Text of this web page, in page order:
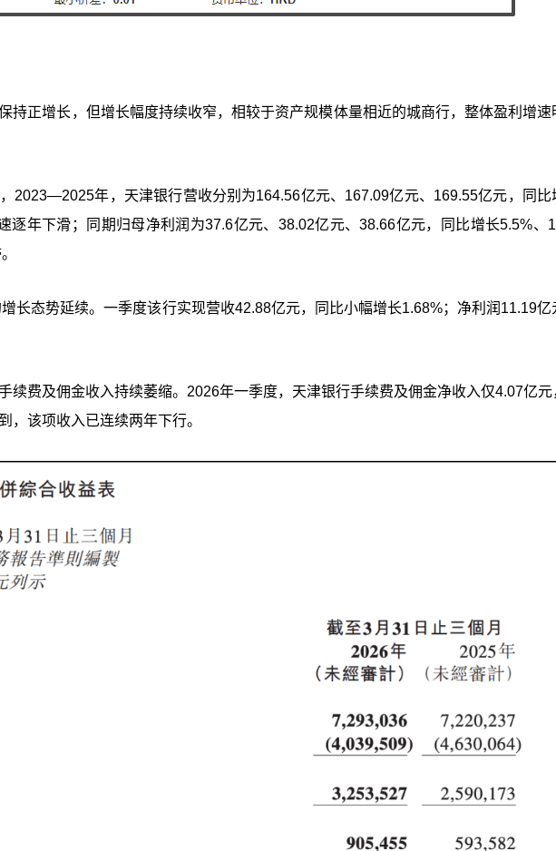
持正增长，但增长幅度持续收窄，相较于资产规模体量相近的城商行，整体盈利增速
，2023—2025年，天津银行营收分别为164.56亿元、167.09亿元、169.55亿元，同比
逐年下滑；同期归母净利润为37.6亿元、38.02亿元、38.66亿元，同比增长5.5%、
长态势延续。一季度该行实现营收42.88亿元，同比小幅增长1.68%；净利润11.19亿
续费及佣金收入持续萎缩。2026年一季度，天津银行手续费及佣金净收入仅4.07亿元
，该项收入已连续两年下行。